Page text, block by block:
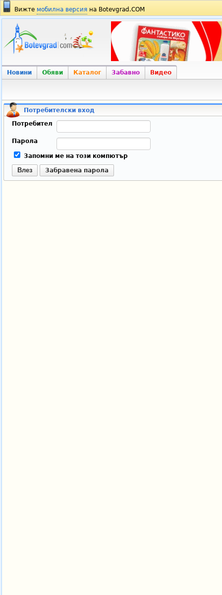
Вижте мобилна версия на Botevgrad.COM
Новини Обяви Каталог Забавно Видео
Потребителски вход
Потребител
Парола
Запомни ме на този компютър
Влез Забравена парола